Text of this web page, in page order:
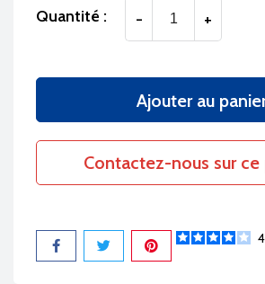
Quantité : - +
Ajouter au
Contactez-nous sur
Partager
4